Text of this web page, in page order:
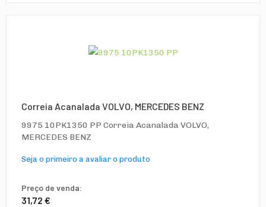
Correia Acanalada VOLVO, MERCEDES BENZ
9975 10PK1350 PP Correia Acanalada VOLVO,
MERCEDES BENZ
Seja o primeiro a avaliar o produto
Preço de venda:
31,72 €